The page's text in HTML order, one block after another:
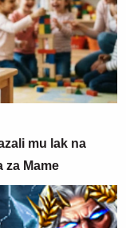
mu lak na
za Mame